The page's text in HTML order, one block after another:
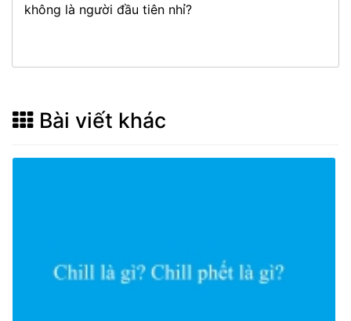
không là người đầu tiên nhỉ?
Bài viết khác